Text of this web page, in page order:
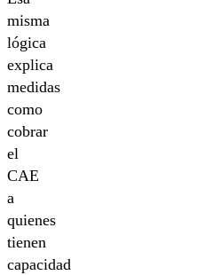
misma
lógica
explica
medidas
como
cobrar
el
CAE
a
quienes
tienen
capacidad